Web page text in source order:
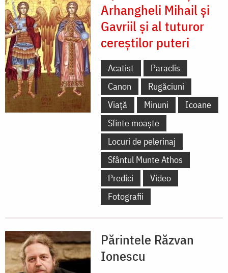
Arhangheli Mihail și
Gavriil și al tuturor
cereștilor puteri
Acatist
Paraclis
Canon
Rugăciuni
Viață
Minuni
Icoane
Sfinte moaște
Locuri de pelerinaj
Sfântul Munte Athos
Predici
Video
Fotografii
Părintele Răzvan
Ionescu